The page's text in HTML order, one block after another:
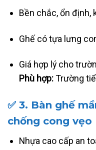
Bền chắc, ổn định,
Ghế có tựa lưng
Giá hợp lý cho
Phù hợp: Trường
✅ 3. Bàn ghế
chống cong vẹo
Nhựa cao cấp an